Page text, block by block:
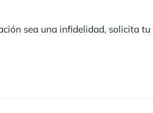
sea una infidelidad, solicita